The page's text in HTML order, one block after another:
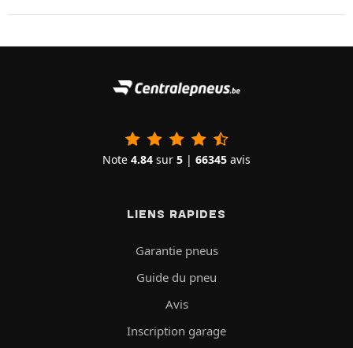
Note 4.84 sur 5 | 66345 avis
LIENS RAPIDES
Garantie pneus
Guide du pneu
Avis
Inscription garage